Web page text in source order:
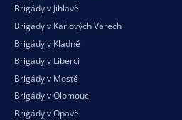
Brigády v Jihlavě
Brigády v Karlových Varech
Brigády v Kladně
Brigády v Liberci
Brigády v Mostě
Brigády v Olomouci
Brigády v Opavě